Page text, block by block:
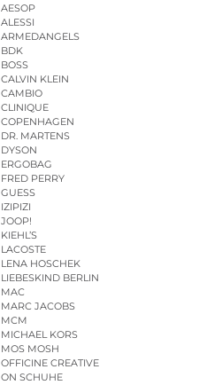
AESOP
ALESSI
ARMEDANGELS
BDK
BOSS
CALVIN KLEIN
CAMBIO
CLINIQUE
COPENHAGEN
DR. MARTENS
DYSON
ERGOBAG
FRED PERRY
GUESS
IZIPIZI
JOOP!
KIEHL’S
LACOSTE
LENA HOSCHEK
LIEBESKIND BERLIN
MAC
MARC JACOBS
MCM
MICHAEL KORS
MOS MOSH
OFFICINE CREATIVE
ON SCHUHE